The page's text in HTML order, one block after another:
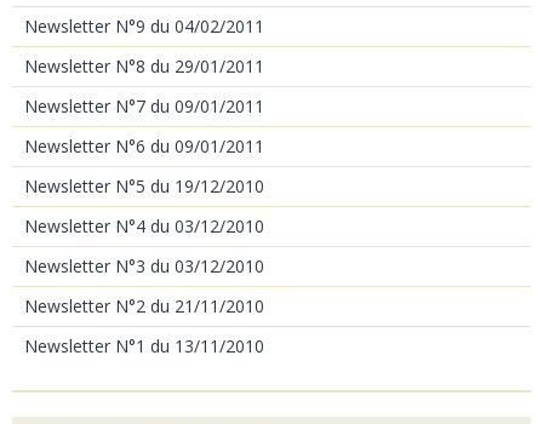
Newsletter N°9 du 04/02/2011
Newsletter N°8 du 29/01/2011
Newsletter N°7 du 09/01/2011
Newsletter N°6 du 09/01/2011
Newsletter N°5 du 19/12/2010
Newsletter N°4 du 03/12/2010
Newsletter N°3 du 03/12/2010
Newsletter N°2 du 21/11/2010
Newsletter N°1 du 13/11/2010